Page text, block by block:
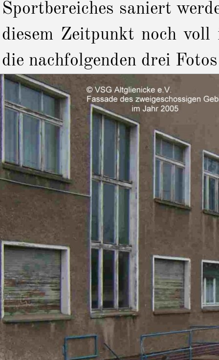
Sportbereiches saniert
diesem Zeitpunkt noch
die nachfolgenden drei